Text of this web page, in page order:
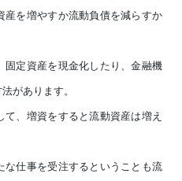
を増やすか流動負債を減らすか
定資産を現金化したり、金融機
があります。
、増資をすると流動資産は増え
な仕事を受注するということも流